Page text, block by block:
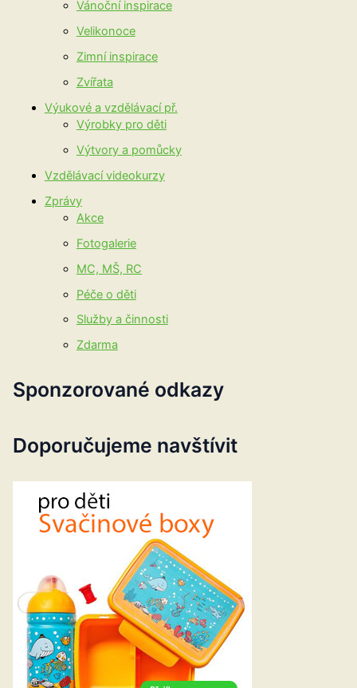
Vánoční inspirace
Velikonoce
Zimní inspirace
Zvířata
Výukové a vzdělávací př.
Výrobky pro děti
Výtvory a pomůcky
Vzdělávací videokurzy
Zprávy
Akce
Fotogalerie
MC, MŠ, RC
Péče o děti
Služby a činnosti
Zdarma
Sponzorované odkazy
Doporučujeme navštívit